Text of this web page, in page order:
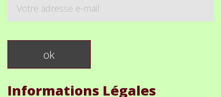
Informations Légales